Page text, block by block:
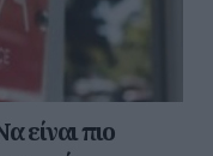
είναι πιο